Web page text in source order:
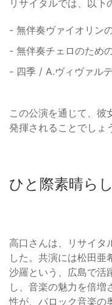
リサイタルでは、以下
- 無伴奏ヴァイオリン
- 無伴奏チェロのため
- 四季 / A.ヴィヴァル
この公演を通じて、彼
発揮されることでしょ
ひと際素晴ら
高口さんは、リサイタ
した。共演には松田亜
沙羅という、広島で活
し、音楽の魅力を倍増
性が、バロック音楽の